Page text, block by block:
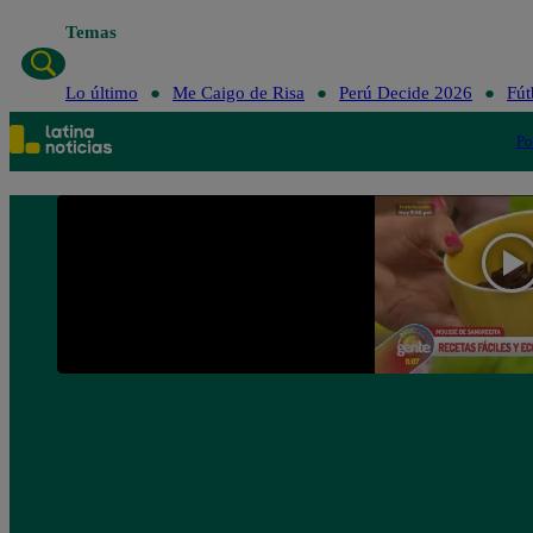
Temas
Lo último Me Caigo de Risa Perú Decide 2026